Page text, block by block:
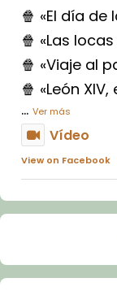
🍿 «El día de
🍿 «Las
🍿 «Viaje al
🍿 «León XIV,
... Ver más
Vídeo
View on Facebook
La Carmina
dos mesos,